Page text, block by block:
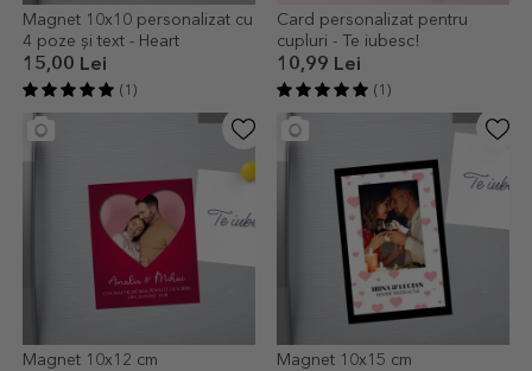
Magnet 10x10 personalizat cu
4 poze și text - Heart
15,00 Lei
(1)
Card personalizat pentru
cupluri - Te iubesc!
10,99 Lei
(1)
Magnet 10x12 cm
Magnet 10x15 cm